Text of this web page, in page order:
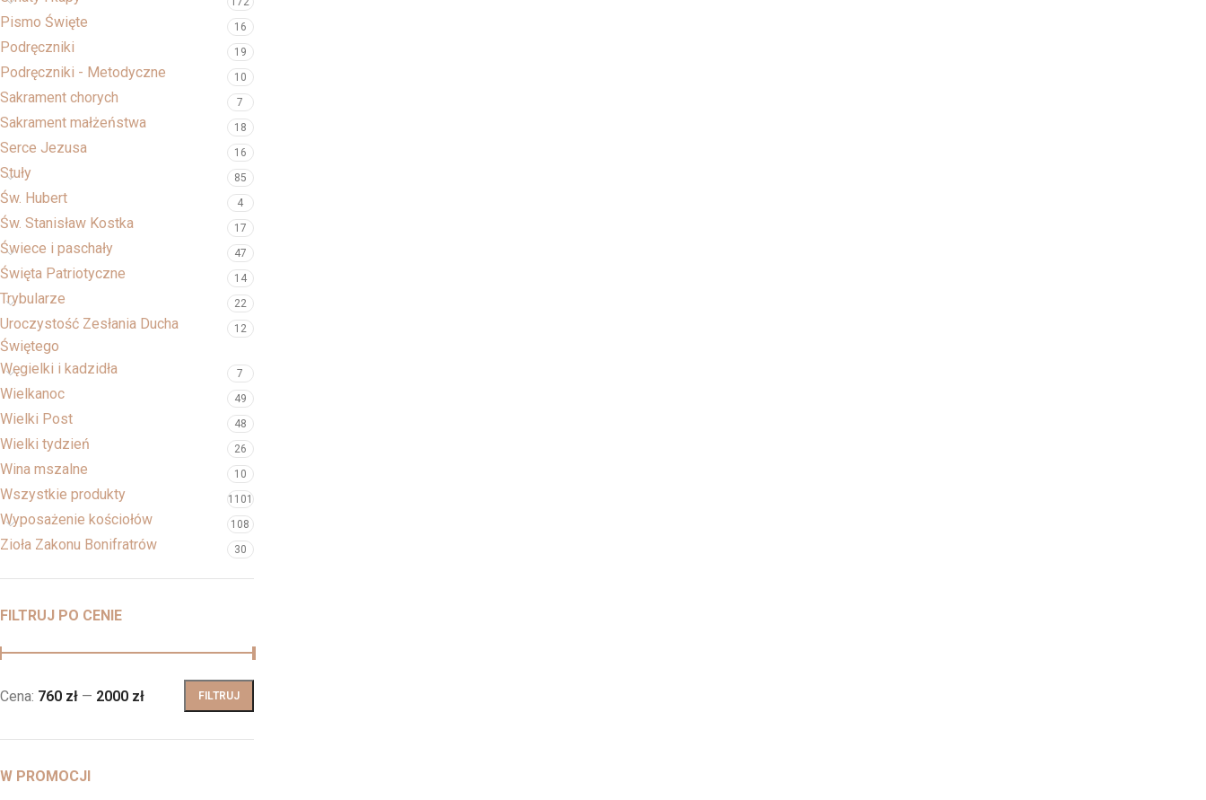
Pismo Święte 16
Podręczniki 19
Podręczniki - Metodyczne 10
Sakrament chorych 7
Sakrament małżeństwa 18
Serce Jezusa 16
Stuły 85
Św. Hubert 4
Św. Stanisław Kostka 17
Świece i paschały 47
Święta Patriotyczne 14
Trybularze 22
Uroczystość Zesłania Ducha
Świętego
12
Węgielki i kadzidła 7
Wielkanoc 49
Wielki Post 48
Wielki tydzień 26
Wina mszalne 10
Wszystkie produkty 1101
Wyposażenie kościołów 108
Zioła Zakonu Bonifratrów 30
FILTRUJ PO CENIE
FILTRUJ
Cena: 760 zł — 2000 zł
W PROMOCJI